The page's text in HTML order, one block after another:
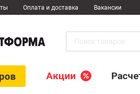
Оплата и доставка Вакансии
Акции